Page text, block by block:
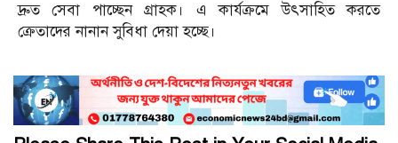
দ্রুত সেবা পাচ্ছেন গ্রাহক। এ কার্যক্রমে উৎসাহিত করতে
ক্রেতাদের নানান সুবিধা দেয়া হচ্ছে।